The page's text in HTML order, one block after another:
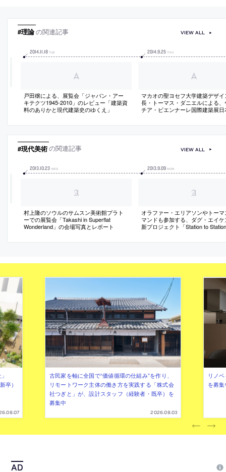
#理論の関連記事
2014.11 18 TUE
戸田穣による、展覧会「ジャパン・アー
キテクツ1945-2010」のレビュー「建築資
料のありかと現代建築史のゆくえ」
2014.9.25 THU
マカオの聖ヨセフ大学建築デザイ
長・トーマス・ダニエルによる、
チア・ビエンナーレ国際建築展日
VIEW ALL
#現代美術の関連記事
2013.10.23 WED
村上隆のソウルのサムスン美術館プラト
ーでの展覧会「Takashi in Superflat
Wonderland」の会場写真とレポート
2013.9.09 MON
オラファー・エリアソンやトーマ
マンドも参加する、ダグ・エイケ
新プロジェクト「Station to
VIEW ALL
卒）
古民家を軸に全国で“価値循環の仕組み”を作り、
リモートワーク主体の働き方を実践する「株式会
社つぎと」が、設計スタッフ（経験者・既卒）を
募集中
2026.08.03
リノ
を募